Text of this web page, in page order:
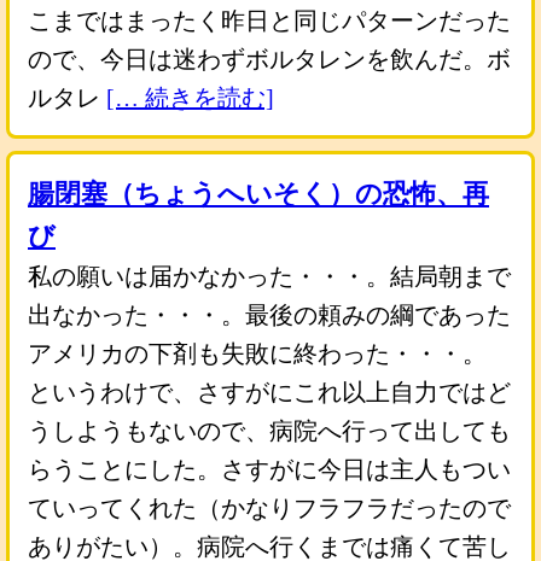
こまではまったく昨日と同じパターンだった
ので、今日は迷わずボルタレンを飲んだ。ボ
ルタレ [… 続きを読む]
腸閉塞（ちょうへいそく）の恐怖、再
び
私の願いは届かなかった・・・。結局朝まで
出なかった・・・。最後の頼みの綱であった
アメリカの下剤も失敗に終わった・・・。
というわけで、さすがにこれ以上自力ではど
うしようもないので、病院へ行って出しても
らうことにした。さすがに今日は主人もつい
ていってくれた（かなりフラフラだったので
ありがたい）。病院へ行くまでは痛くて苦し